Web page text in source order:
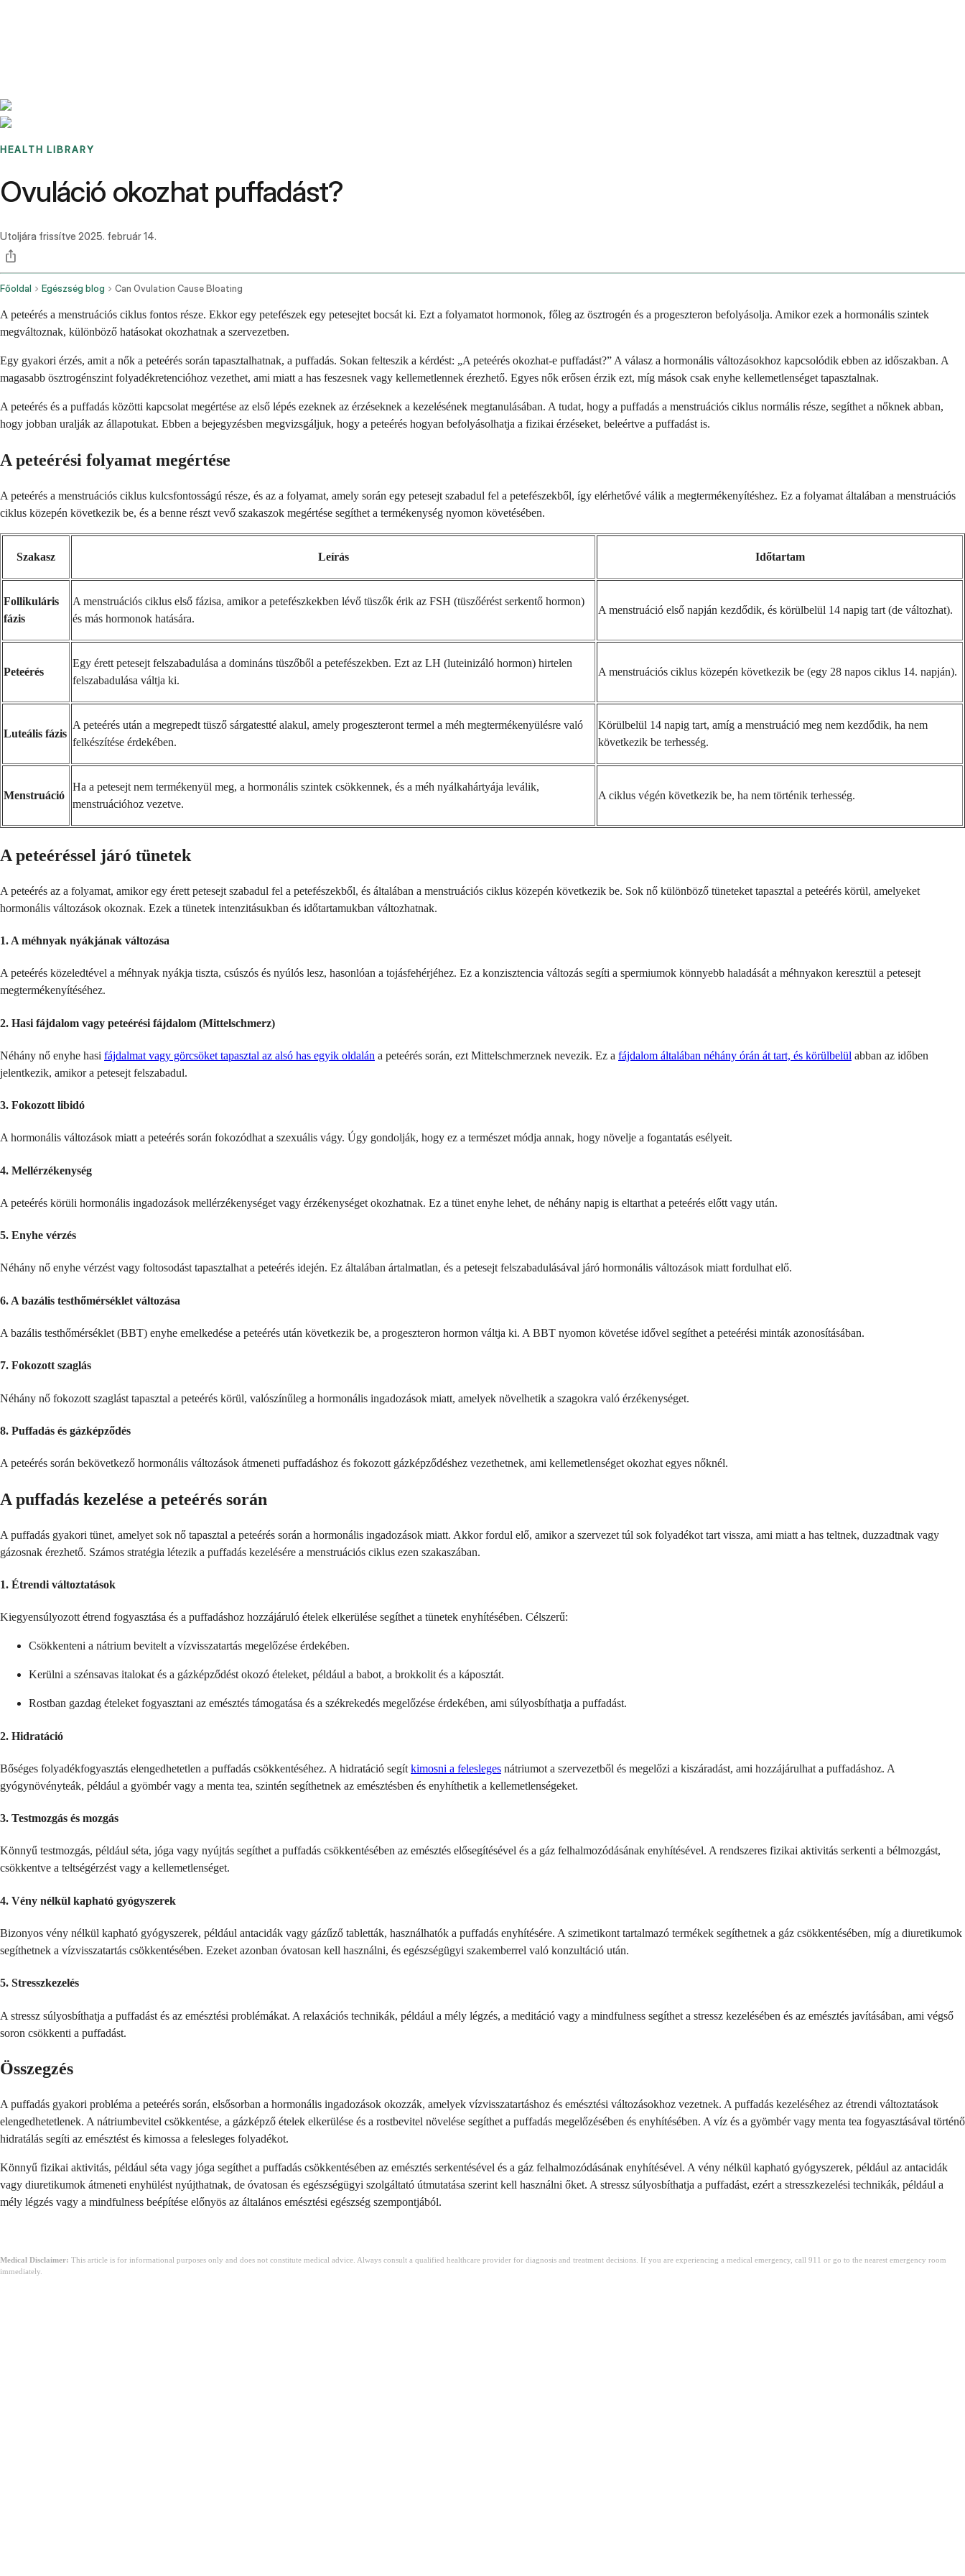
HEALTH LIBRARY
Ovuláció okozhat puffadást?
Utoljára frissítve 2025. február 14.
Főoldal Egészség blog Can Ovulation Cause Bloating
A peteérés a menstruációs ciklus fontos része. Ekkor egy petefészek egy petesejtet bocsát ki. Ezt a folyamatot hormonok, főleg az ösztrogén és a progeszteron befolyásolja. Amikor ezek a hormonális szintek
megváltoznak, különböző hatásokat okozhatnak a szervezetben.
Egy gyakori érzés, amit a nők a peteérés során tapasztalhatnak, a puffadás. Sokan felteszik a kérdést: „A peteérés okozhat-e puffadást?” A válasz a hormonális változásokhoz kapcsolódik ebben az időszakban. A
magasabb ösztrogénszint folyadékretencióhoz vezethet, ami miatt a has feszesnek vagy kellemetlennek érezhető. Egyes nők erősen érzik ezt, míg mások csak enyhe kellemetlenséget tapasztalnak.
A peteérés és a puffadás közötti kapcsolat megértése az első lépés ezeknek az érzéseknek a kezelésének megtanulásában. A tudat, hogy a puffadás a menstruációs ciklus normális része, segíthet a nőknek abban,
hogy jobban uralják az állapotukat. Ebben a bejegyzésben megvizsgáljuk, hogy a peteérés hogyan befolyásolhatja a fizikai érzéseket, beleértve a puffadást is.
A peteérési folyamat megértése
A peteérés a menstruációs ciklus kulcsfontosságú része, és az a folyamat, amely során egy petesejt szabadul fel a petefészekből, így elérhetővé válik a megtermékenyítéshez. Ez a folyamat általában a menstruációs
ciklus közepén következik be, és a benne részt vevő szakaszok megértése segíthet a termékenység nyomon követésében.
Szakasz Leírás Időtartam
Follikuláris
fázis
A menstruációs ciklus első fázisa, amikor a petefészkekben lévő tüszők érik az FSH (tüszőérést serkentő hormon)
és más hormonok hatására.
A menstruáció első napján kezdődik, és körülbelül 14 napig tart (de változhat).
Peteérés
Egy érett petesejt felszabadulása a domináns tüszőből a petefészekben. Ezt az LH (luteinizáló hormon) hirtelen
felszabadulása váltja ki.
A menstruációs ciklus közepén következik be (egy 28 napos ciklus 14. napján).
Luteális fázis
A peteérés után a megrepedt tüsző sárgatestté alakul, amely progeszteront termel a méh megtermékenyülésre való
felkészítése érdekében.
Körülbelül 14 napig tart, amíg a menstruáció meg nem kezdődik, ha nem
következik be terhesség.
Menstruáció
Ha a petesejt nem termékenyül meg, a hormonális szintek csökkennek, és a méh nyálkahártyája leválik,
menstruációhoz vezetve.
A ciklus végén következik be, ha nem történik terhesség.
A peteéréssel járó tünetek
A peteérés az a folyamat, amikor egy érett petesejt szabadul fel a petefészekből, és általában a menstruációs ciklus közepén következik be. Sok nő különböző tüneteket tapasztal a peteérés körül, amelyeket
hormonális változások okoznak. Ezek a tünetek intenzitásukban és időtartamukban változhatnak.
1. A méhnyak nyákjának változása
A peteérés közeledtével a méhnyak nyákja tiszta, csúszós és nyúlós lesz, hasonlóan a tojásfehérjéhez. Ez a konzisztencia változás segíti a spermiumok könnyebb haladását a méhnyakon keresztül a petesejt
megtermékenyítéséhez.
2. Hasi fájdalom vagy peteérési fájdalom (Mittelschmerz)
Néhány nő enyhe hasi fájdalmat vagy görcsöket tapasztal az alsó has egyik oldalán a peteérés során, ezt Mittelschmerznek nevezik. Ez a fájdalom általában néhány órán át tart, és körülbelül abban az időben
jelentkezik, amikor a petesejt felszabadul.
3. Fokozott libidó
A hormonális változások miatt a peteérés során fokozódhat a szexuális vágy. Úgy gondolják, hogy ez a természet módja annak, hogy növelje a fogantatás esélyeit.
4. Mellérzékenység
A peteérés körüli hormonális ingadozások mellérzékenységet vagy érzékenységet okozhatnak. Ez a tünet enyhe lehet, de néhány napig is eltarthat a peteérés előtt vagy után.
5. Enyhe vérzés
Néhány nő enyhe vérzést vagy foltosodást tapasztalhat a peteérés idején. Ez általában ártalmatlan, és a petesejt felszabadulásával járó hormonális változások miatt fordulhat elő.
6. A bazális testhőmérséklet változása
A bazális testhőmérséklet (BBT) enyhe emelkedése a peteérés után következik be, a progeszteron hormon váltja ki. A BBT nyomon követése idővel segíthet a peteérési minták azonosításában.
7. Fokozott szaglás
Néhány nő fokozott szaglást tapasztal a peteérés körül, valószínűleg a hormonális ingadozások miatt, amelyek növelhetik a szagokra való érzékenységet.
8. Puffadás és gázképződés
A peteérés során bekövetkező hormonális változások átmeneti puffadáshoz és fokozott gázképződéshez vezethetnek, ami kellemetlenséget okozhat egyes nőknél.
A puffadás kezelése a peteérés során
A puffadás gyakori tünet, amelyet sok nő tapasztal a peteérés során a hormonális ingadozások miatt. Akkor fordul elő, amikor a szervezet túl sok folyadékot tart vissza, ami miatt a has teltnek, duzzadtnak vagy
gázosnak érezhető. Számos stratégia létezik a puffadás kezelésére a menstruációs ciklus ezen szakaszában.
1. Étrendi változtatások
Kiegyensúlyozott étrend fogyasztása és a puffadáshoz hozzájáruló ételek elkerülése segíthet a tünetek enyhítésében. Célszerű:
Csökkenteni a nátrium bevitelt a vízvisszatartás megelőzése érdekében.
Kerülni a szénsavas italokat és a gázképződést okozó ételeket, például a babot, a brokkolit és a káposztát.
Rostban gazdag ételeket fogyasztani az emésztés támogatása és a székrekedés megelőzése érdekében, ami súlyosbíthatja a puffadást.
2. Hidratáció
Bőséges folyadékfogyasztás elengedhetetlen a puffadás csökkentéséhez. A hidratáció segít kimosni a felesleges nátriumot a szervezetből és megelőzi a kiszáradást, ami hozzájárulhat a puffadáshoz. A
gyógynövényteák, például a gyömbér vagy a menta tea, szintén segíthetnek az emésztésben és enyhíthetik a kellemetlenségeket.
3. Testmozgás és mozgás
Könnyű testmozgás, például séta, jóga vagy nyújtás segíthet a puffadás csökkentésében az emésztés elősegítésével és a gáz felhalmozódásának enyhítésével. A rendszeres fizikai aktivitás serkenti a bélmozgást,
csökkentve a teltségérzést vagy a kellemetlenséget.
4. Vény nélkül kapható gyógyszerek
Bizonyos vény nélkül kapható gyógyszerek, például antacidák vagy gázűző tabletták, használhatók a puffadás enyhítésére. A szimetikont tartalmazó termékek segíthetnek a gáz csökkentésében, míg a diuretikumok
segíthetnek a vízvisszatartás csökkentésében. Ezeket azonban óvatosan kell használni, és egészségügyi szakemberrel való konzultáció után.
5. Stresszkezelés
A stressz súlyosbíthatja a puffadást és az emésztési problémákat. A relaxációs technikák, például a mély légzés, a meditáció vagy a mindfulness segíthet a stressz kezelésében és az emésztés javításában, ami végső
soron csökkenti a puffadást.
Összegzés
A puffadás gyakori probléma a peteérés során, elsősorban a hormonális ingadozások okozzák, amelyek vízvisszatartáshoz és emésztési változásokhoz vezetnek. A puffadás kezeléséhez az étrendi változtatások
elengedhetetlenek. A nátriumbevitel csökkentése, a gázképző ételek elkerülése és a rostbevitel növelése segíthet a puffadás megelőzésében és enyhítésében. A víz és a gyömbér vagy menta tea fogyasztásával történő
hidratálás segíti az emésztést és kimossa a felesleges folyadékot.
Könnyű fizikai aktivitás, például séta vagy jóga segíthet a puffadás csökkentésében az emésztés serkentésével és a gáz felhalmozódásának enyhítésével. A vény nélkül kapható gyógyszerek, például az antacidák
vagy diuretikumok átmeneti enyhülést nyújthatnak, de óvatosan és egészségügyi szolgáltató útmutatása szerint kell használni őket. A stressz súlyosbíthatja a puffadást, ezért a stresszkezelési technikák, például a
mély légzés vagy a mindfulness beépítése előnyös az általános emésztési egészség szempontjából.
Medical Disclaimer: This article is for informational purposes only and does not constitute medical advice. Always consult a qualified healthcare provider for diagnosis and treatment decisions. If you are experiencing a medical emergency, call 911 or go to the nearest emergency room
immediately.